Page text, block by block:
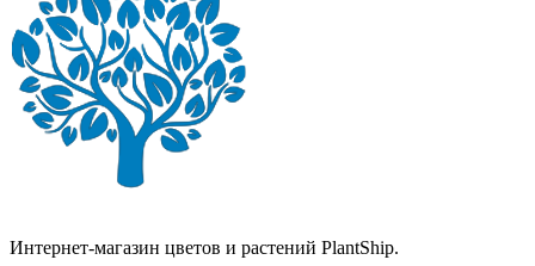
Интернет-магазин цветов и растений PlantShip.